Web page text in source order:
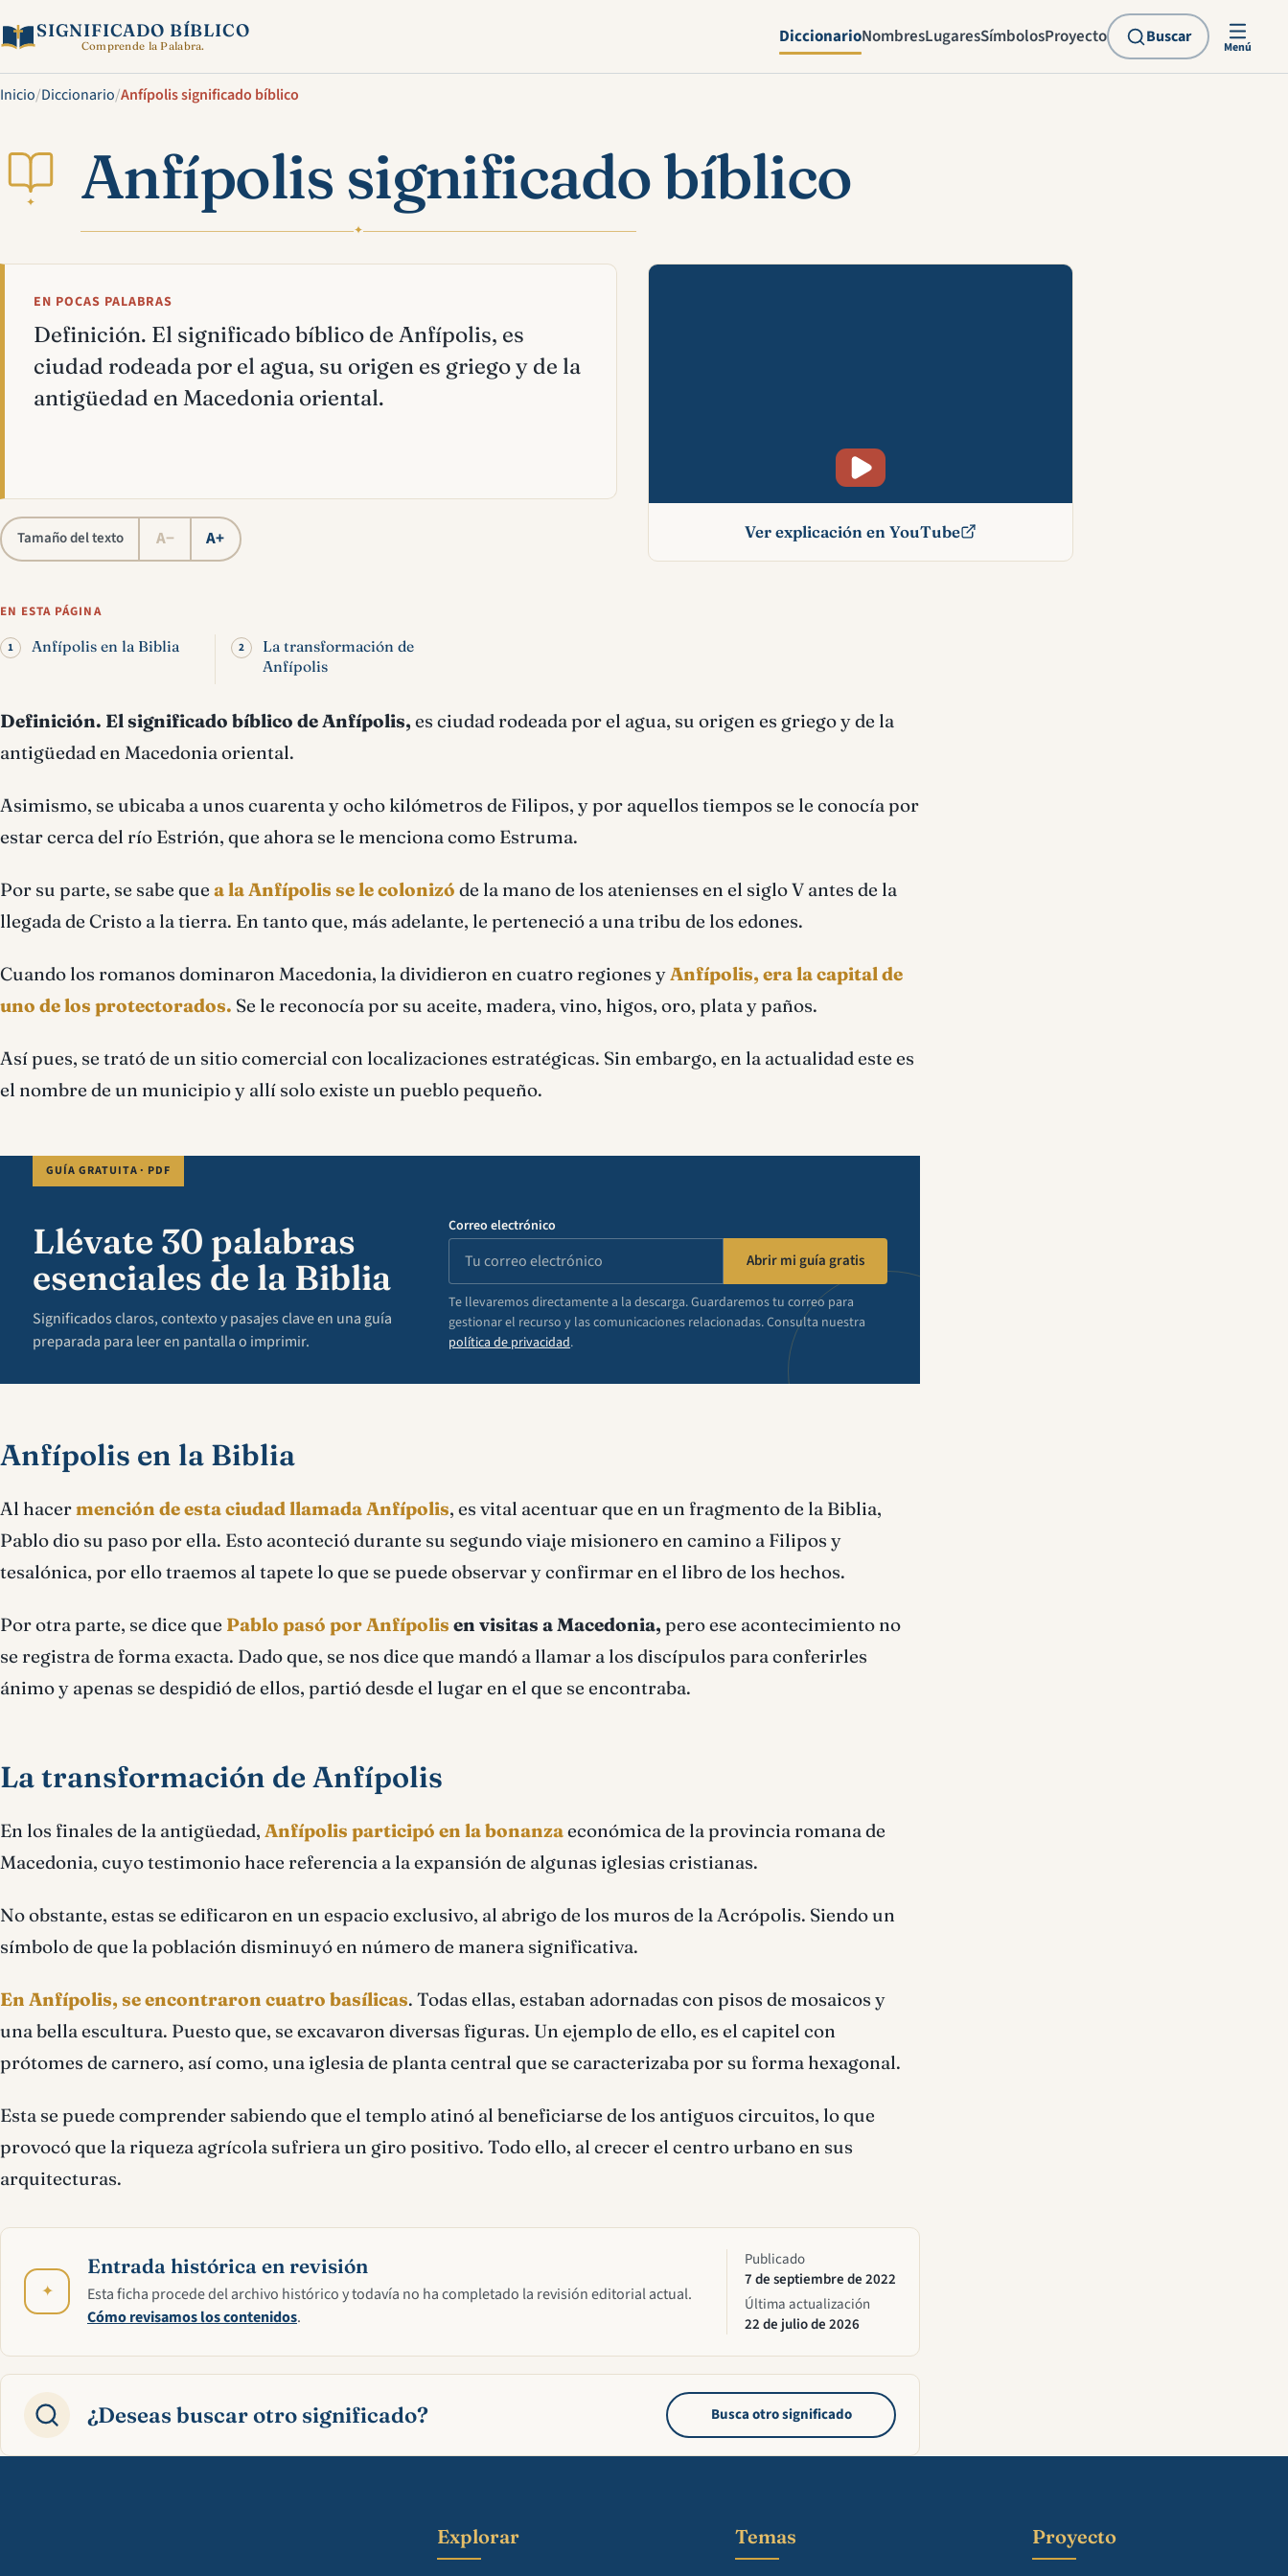
SIGNIFICADO BÍBLICO
Comprende la Palabra. DiccionarioNombresLugaresSímbolosProyecto Buscar
Menú
Inicio/Diccionario/Anfípolis significado bíblico
✦ Anfípolis significado bíblico
✦
EN POCAS PALABRAS
Definición. El significado bíblico de Anfípolis, es
ciudad rodeada por el agua, su origen es griego y de la
antigüedad en Macedonia oriental.
Tamaño del texto A− A+
Mira esta explicación en vídeo
Ver explicación en YouTube
EN ESTA PÁGINA
Anfípolis en la Biblia
La transformación de
Anfípolis
Definición. El significado bíblico de Anfípolis, es ciudad rodeada por el agua, su origen es griego y de la
antigüedad en Macedonia oriental.
Asimismo, se ubicaba a unos cuarenta y ocho kilómetros de Filipos, y por aquellos tiempos se le conocía por
estar cerca del río Estrión, que ahora se le menciona como Estruma.
Por su parte, se sabe que a la Anfípolis se le colonizó de la mano de los atenienses en el siglo V antes de la
llegada de Cristo a la tierra. En tanto que, más adelante, le perteneció a una tribu de los edones.
Cuando los romanos dominaron Macedonia, la dividieron en cuatro regiones y Anfípolis, era la capital de
uno de los protectorados. Se le reconocía por su aceite, madera, vino, higos, oro, plata y paños.
Así pues, se trató de un sitio comercial con localizaciones estratégicas. Sin embargo, en la actualidad este es
el nombre de un municipio y allí solo existe un pueblo pequeño.
GUÍA GRATUITA · PDF
Llévate 30 palabras
esenciales de la Biblia
Significados claros, contexto y pasajes clave en una guía
preparada para leer en pantalla o imprimir.
Correo electrónico
Abrir mi guía gratis
Te llevaremos directamente a la descarga. Guardaremos tu correo para
gestionar el recurso y las comunicaciones relacionadas. Consulta nuestra
política de privacidad.
Anfípolis en la Biblia
Al hacermención de esta ciudad llamada Anfípolis, es vital acentuar que en un fragmento de la Biblia,
Pablo dio su paso por ella. Esto aconteció durante su segundo viaje misionero en camino a Filipos y
tesalónica, por ello traemos al tapete lo que se puede observar y confirmar en el libro de los hechos.
Por otra parte, se dice que Pablo pasó por Anfípolis en visitas a Macedonia, pero ese acontecimiento no
se registra de forma exacta. Dado que, se nos dice que mandó a llamar a los discípulos para conferirles
ánimo y apenas se despidió de ellos, partió desde el lugar en el que se encontraba.
La transformación de Anfípolis
En los finales de la antigüedad, Anfípolis participó en la bonanzaeconómica de la provincia romana de
Macedonia, cuyo testimonio hace referencia a la expansión de algunas iglesias cristianas.
No obstante, estas se edificaron en un espacio exclusivo, al abrigo de los muros de la Acrópolis. Siendo un
símbolo de que la población disminuyó en número de manera significativa.
En Anfípolis, se encontraron cuatro basílicas. Todas ellas, estaban adornadas con pisos de mosaicos y
una bella escultura. Puesto que, se excavaron diversas figuras. Un ejemplo de ello, es el capitel con
prótomes de carnero, así como, una iglesia de planta central que se caracterizaba por su forma hexagonal.
Esta se puede comprender sabiendo que el templo atinó al beneficiarse de los antiguos circuitos, lo que
provocó que la riqueza agrícola sufriera un giro positivo. Todo ello, al crecer el centro urbano en sus
arquitecturas.
✦
Entrada histórica en revisión
Esta ficha procede del archivo histórico y todavía no ha completado la revisión editorial actual.
Cómo revisamos los contenidos.
Publicado
7 de septiembre de 2022
Última actualización
22 de julio de 2026
¿Deseas buscar otro significado? Busca otro significado
Explorar Temas Proyecto